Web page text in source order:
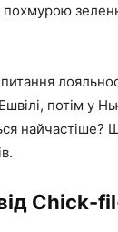
потім у
найчастіше?
Chick-